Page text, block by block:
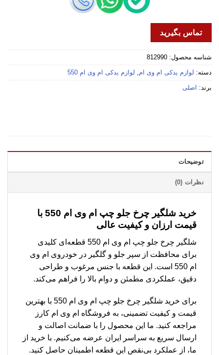
تماس بگیرید
شناسه محصول: 812990
دسته: لوازم یدکی ام وی ام, لوازم یدکی ام وی ام 550
برند: اصلی
توضیحات
نظرات (0)
خرید شلگیر چرخ جلو چپ ام وی ام 550 با
قیمت ارزان و کیفیت عالی
شلگیر چرخ جلو چپ ام وی ام 550 قطعه‌ای کلیدی
برای محافظت از سپر جلو و گلگیر در خودروی ام وی
ام 550 است. این قطعه با جنس مرغوب و طراحی
دقیق، عملکردی مطمئن و دوام بالا را فراهم می‌کند.
برای خرید شلگیر چرخ جلو چپ ام وی ام 550 با بهترین
قیمت و کیفیت تضمینی، به فروشگاه ام وی ام کارز
مراجعه کنید. ما این محصول را با ضمانت اصالت و
ارسال سریع به سراسر ایران عرضه می‌کنیم. با خرید از
ما، از عملکرد بی‌نقص این قطعه اطمینان حاصل کنید.